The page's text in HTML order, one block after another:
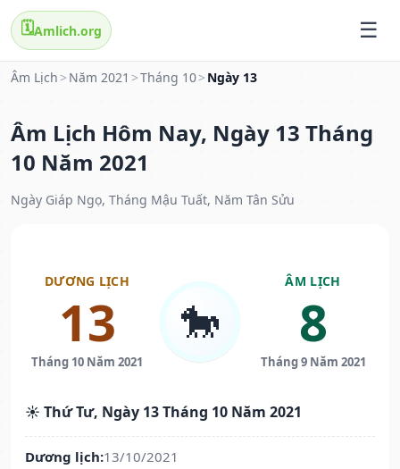
🗓️Amlich.org
Âm Lịch > Năm 2021 >Tháng 10> Ngày 13
Âm Lịch Hôm Nay, Ngày 13 Tháng
10 Năm 2021
Ngày Giáp Ngọ, Tháng Mậu Tuất, Năm Tân Sửu
DƯƠNG LỊCH
13
Tháng 10 Năm 2021
🐎
ÂM LỊCH
8
Tháng 9 Năm 2021
☀️ Thứ Tư, Ngày 13 Tháng 10 Năm 2021
Dương lịch:13/10/2021